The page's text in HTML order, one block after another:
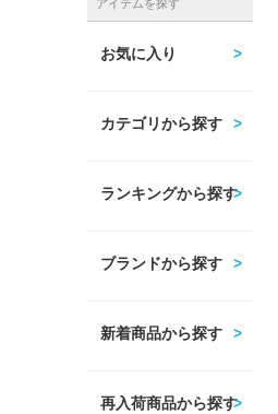
アイテムを探す
お気に入り
カテゴリから探す
ランキングから探す
ブランドから探す
新着商品から探す
再入荷商品から探す